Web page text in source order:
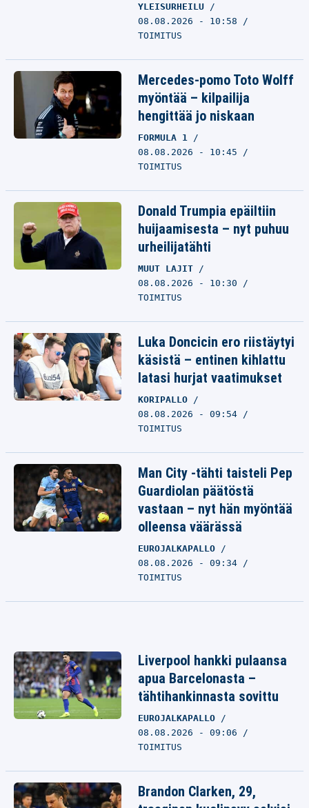
YLEISURHEILU
08.08.2026 - 10:58
TOIMITUS
Mercedes-pomo Toto Wolff
myöntää – kilpailija
hengittää jo niskaan
FORMULA 1
08.08.2026 - 10:45
TOIMITUS
Donald Trumpia epäiltiin
huijaamisesta – nyt puhuu
urheilijatähti
MUUT LAJIT
08.08.2026 - 10:30
TOIMITUS
Luka Doncicin ero riistäytyi
käsistä – entinen kihlattu
latasi hurjat vaatimukset
KORIPALLO
08.08.2026 - 09:54
TOIMITUS
Man City -tähti taisteli Pep
Guardiolan päätöstä
vastaan – nyt hän myöntää
olleensa väärässä
EUROJALKAPALLO
08.08.2026 - 09:34
TOIMITUS
Liverpool hankki pulaansa
apua Barcelonasta –
tähtihankinnasta sovittu
EUROJALKAPALLO
08.08.2026 - 09:06
TOIMITUS
Brandon Clarken, 29,